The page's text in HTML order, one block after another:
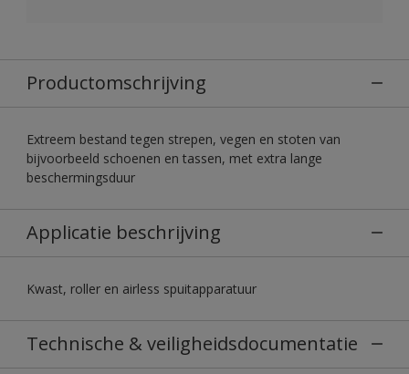
Productomschrijving
Extreem bestand tegen strepen, vegen en stoten van
bijvoorbeeld schoenen en tassen, met extra lange
beschermingsduur
Applicatie beschrijving
Kwast, roller en airless spuitapparatuur
Technische & veiligheidsdocumentatie